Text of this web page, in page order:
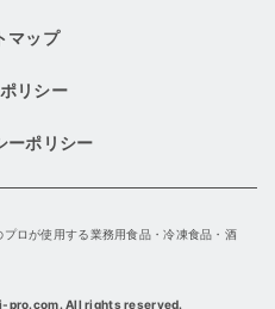
マップ
リシー
ーポリシー
ロが使用する業務用食品・冷凍食品・酒
pro.com. All rights reserved.